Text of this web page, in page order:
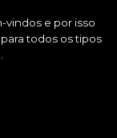
vindos e por isso
todos os tipos